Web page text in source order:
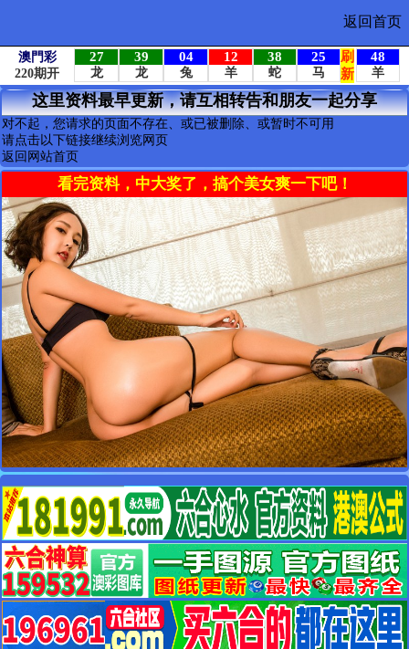
返回首页
这里资料最早更新，请互相转告和朋友一起分享
对不起，您请求的页面不存在、或已被删除、或暂时不可用
请点击以下链接继续浏览网页
返回网站首页
看完资料，中大奖了，搞个美女爽一下吧！